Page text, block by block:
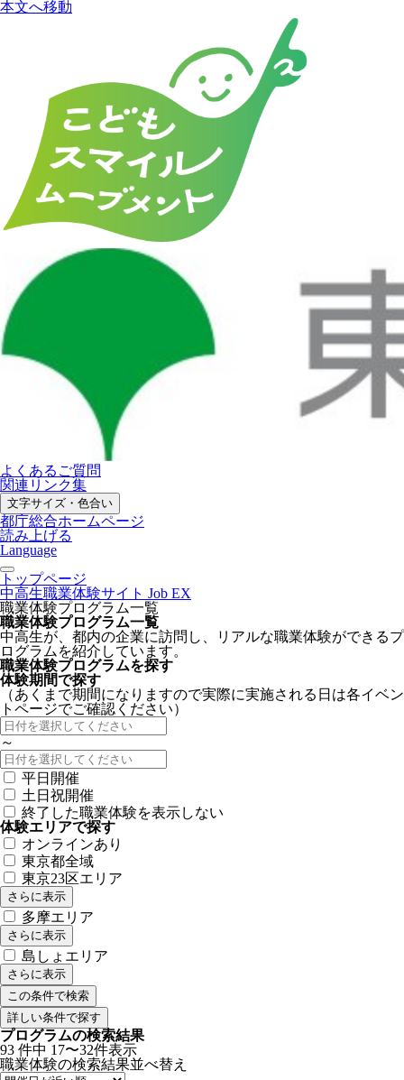
本文へ移動
よくあるご質問
関連リンク集
文字サイズ・色合い
都庁総合ホームページ
読み上げる
Language
トップページ
中高生職業体験サイト Job EX
職業体験プログラム一覧
職業体験プログラム一覧
中高生が、都内の企業に訪問し、リアルな職業体験ができるプ
ログラムを紹介しています。
職業体験プログラムを探す
体験期間で探す
（あくまで期間になりますので実際に実施される日は各イベン
トページでご確認ください）
～
平日開催
土日祝開催
終了した職業体験を表示しない
体験エリアで探す
オンラインあり
東京都全域
東京23区エリア
さらに表示
多摩エリア
さらに表示
島しょエリア
さらに表示
詳しい条件で探す
プログラムの検索結果
93 件中 17〜32件表示
職業体験の検索結果並べ替え